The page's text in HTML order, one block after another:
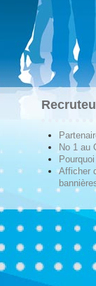
No 1 au
Afficher